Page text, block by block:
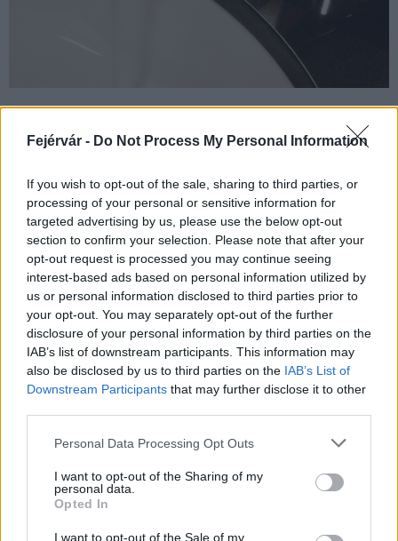
Fejérvár - Do Not Process My Personal Information
If you wish to opt-out of the sale, sharing to third parties, or
processing of your personal or sensitive information for
targeted advertising by us, please use the below opt-out
section to confirm your selection. Please note that after your
opt-out request is processed you may continue seeing
interest-based ads based on personal information utilized by
us or personal information disclosed to third parties prior to
your opt-out. You may separately opt-out of the further
disclosure of your personal information by third parties on the
IAB’s list of downstream participants. This information may
also be disclosed by us to third parties on the IAB’s List of
Downstream Participants that may further disclose it to other
Please note that this website/app uses one or more Google
not limited to your visit or usage behaviour. You may click to
grant or deny consent to Google and its third-party tags to
use your data for below specified purposes in below Google
consent section.
Personal Data Processing Opt Outs
I want to opt-out of the Sharing of my
personal data.
Opted In
I want to opt-out of the Sale of my
augusztus 11-én pénteken 08 és 16 óra között a Gárdonyi Géza
utcai ivóvíz gerincvezeték kiváltási munkálatai miatt.
Harmincnapos vízivás kihívás az egészséges
életmódért
2021.10.01
A kihíváshoz csatlakozók vállalják, hogy 30 napon át csak vízzel